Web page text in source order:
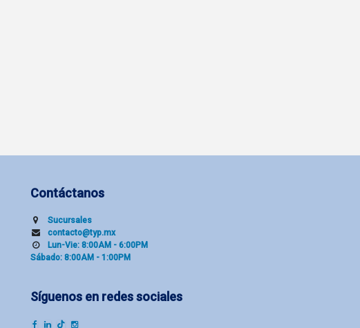
Contáctanos
Sucu​rsal​es
contacto@typ.mx
Lun-Vie: 8:00AM - 6:00PM
Sábado: 8:00AM - 1:00PM
Síguenos en redes sociales